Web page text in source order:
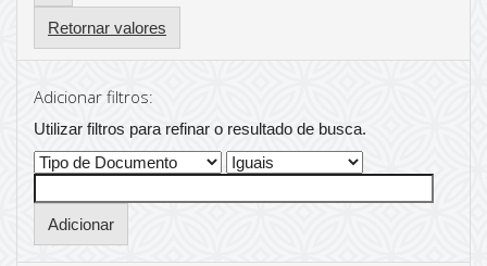
Retornar valores
Adicionar filtros:
Utilizar filtros para refinar o resultado de busca.